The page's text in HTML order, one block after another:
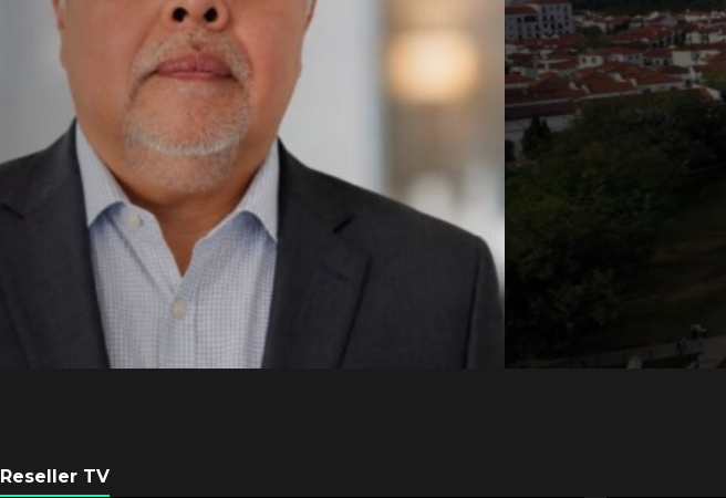
Axis Communications y
Guatemala crean una
ciudad inteligente
REDACCIÓN LATAM 3 AGOSTO, 2026
Reseller TV